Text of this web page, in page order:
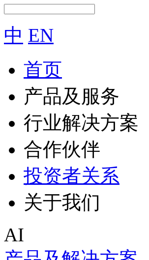
中 EN
首页
产品及服务
行业解决方案
合作伙伴
投资者关系
关于我们
AI